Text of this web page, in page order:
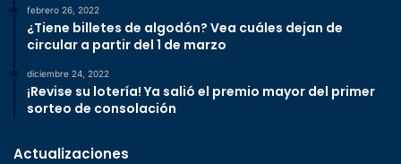
febrero 26, 2022
¿Tiene billetes de algodón? Vea cuáles dejan de
circular a partir del 1 de marzo
diciembre 24, 2022
¡Revise su lotería! Ya salió el premio mayor del primer
sorteo de consolación
Actualizaciones